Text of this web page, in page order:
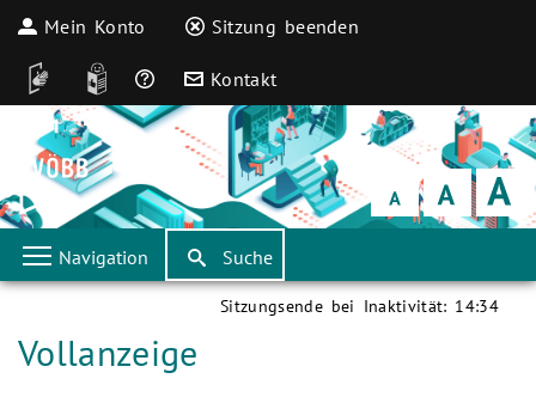
Mein Konto Sitzung beenden
DGS Leichte Sprache
Häufige Fragen
Kontakt
Schrift
klein Schrift
normal Schrift
groß
Navigation Suche
Sitzungsende bei Inaktivität: 14:34
Aktuelle Seite:
Vollanzeige